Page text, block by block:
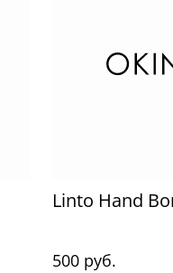
Linto Hand
500 руб.